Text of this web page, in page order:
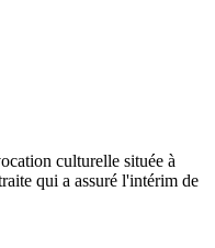
culturelle située à
qui a assuré l'intérim de